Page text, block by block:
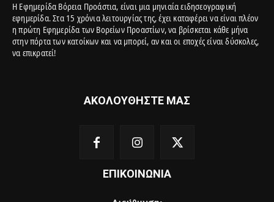
Η Εφημερίδα Βόρεια Προάστια, είναι μια μηνιαία ειδησεογραφική
εφημερίδα. Στα 15 χρόνια λειτουργίας της, έχει καταφέρει να είναι πλέον
η πρώτη Εφημερίδα των Βορείων Προαστίων, να βρίσκεται κάθε μήνα
στην πόρτα των κατοίκων και να μπορεί, αν και οι εποχές είναι δύσκολες,
να επικρατεί!
ΑΚΟΛΟΥΘΗΣΤΕ ΜΑΣ
ΕΠΙΚΟΙΝΩΝΙΑ